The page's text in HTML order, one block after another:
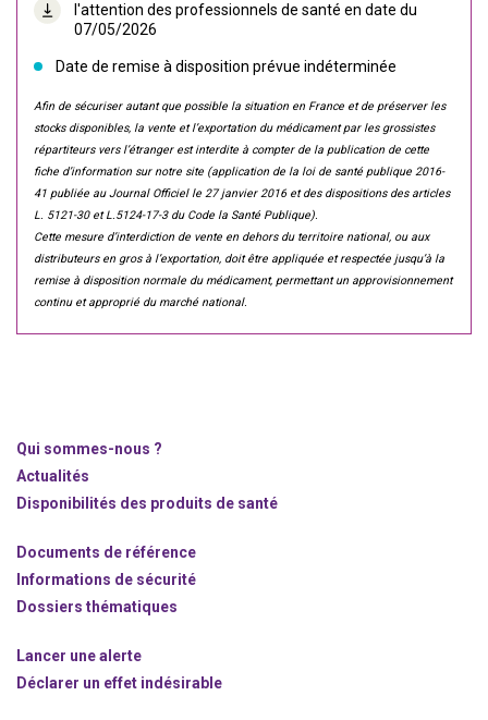
l'attention des professionnels de santé en date du
07/05/2026
Date de remise à disposition prévue indéterminée
Afin de sécuriser autant que possible la situation en France et de préserver les
stocks disponibles, la vente et l’exportation du médicament par les grossistes
répartiteurs vers l’étranger est interdite à compter de la publication de cette
fiche d’information sur notre site (application de la loi de santé publique 2016-
41 publiée au Journal Officiel le 27 janvier 2016 et des dispositions des articles
L. 5121-30 et L.5124-17-3 du Code la Santé Publique).
Cette mesure d’interdiction de vente en dehors du territoire national, ou aux
distributeurs en gros à l’exportation, doit être appliquée et respectée jusqu’à la
remise à disposition normale du médicament, permettant un approvisionnement
continu et approprié du marché national.
Qui sommes-nous ?
Actualités
Disponibilités des produits de santé
Documents de référence
Informations de sécurité
Dossiers thématiques
Lancer une alerte
Déclarer un effet indésirable